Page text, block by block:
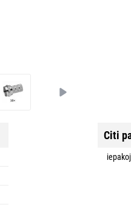
Citi